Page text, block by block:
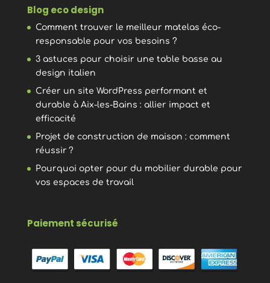
Blog eco design
Comment trouver le meilleur matelas éco-
responsable pour vos besoins ?
3 astuces pour choisir une table basse au
design italien
Créer un site WordPress performant et
durable à Aix-les-Bains : allier impact et
efficacité
Projet de construction de maison : comment
réussir ?
Pourquoi opter pour du mobilier durable pour
vos espaces de travail
Paiement sécurisé